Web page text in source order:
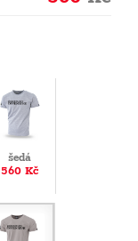
šedá
560 Kč